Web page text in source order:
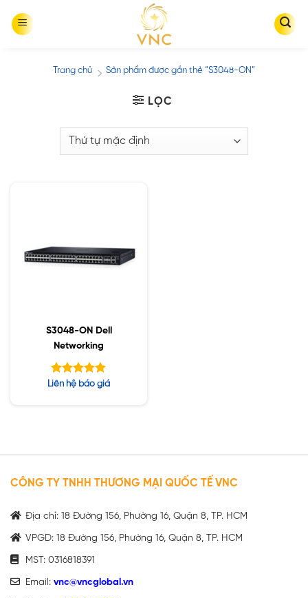
Trang chủ / Sản phẩm được gắn thẻ “S3048-ON”
LỌC
S3048-ON Dell
Networking
Được xếp
Liên hệ báo giá
CÔNG TY TNHH THƯƠNG MẠI QUỐC TẾ VNC
Địa chỉ: 18 Đường 156, Phường 16, Quận 8, TP. HCM
VPGD: 18 Đường 156, Phường 16, Quận 8, TP. HCM
MST: 0316818391
Email: vnc@vncglobal.vn